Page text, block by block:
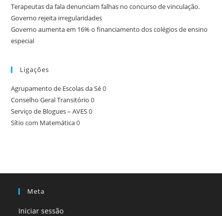
Terapeutas da fala denunciam falhas no concurso de vinculação.
Governo rejeita irregularidades
Governo aumenta em 16% o financiamento dos colégios de ensino
especial
Ligações
Agrupamento de Escolas da Sé0
Conselho Geral Transitório 0
Serviço de Blogues – AVES0
Sítio com Matemática0
Meta
Iniciar sessão